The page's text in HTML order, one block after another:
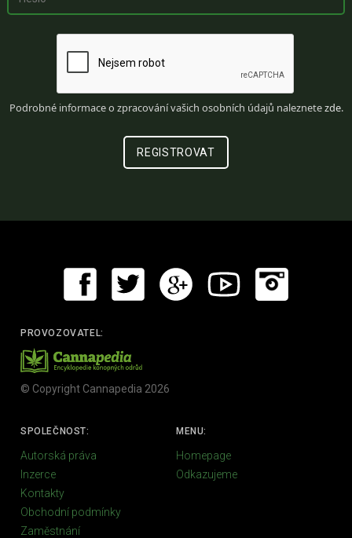
Podrobné informace o zpracování vašich osobních údajů naleznetezde.
PROVOZOVATEL:
© Copyright Cannapedia 2026
SPOLEČNOST:
Autorská práva
Inzerce
Kontakty
Obchodní podmínky
Zaměstnání
MENU:
Homepage
Odkazujeme